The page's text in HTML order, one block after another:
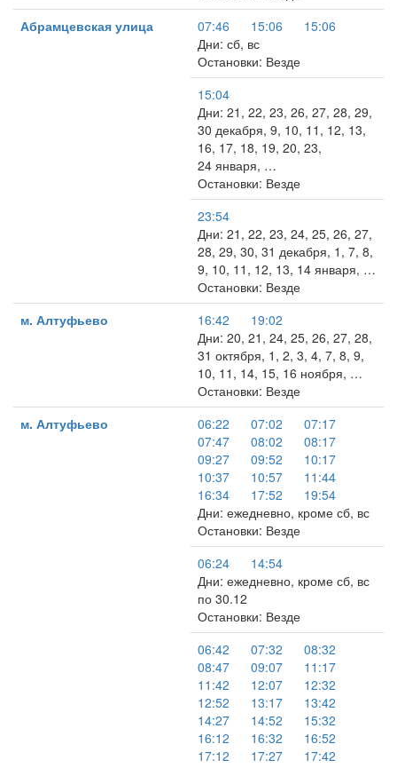
Абрамцевская улица
07:46 15:06
15:06
Дни: сб, вс
Остановки: Везде
15:04
Дни: 21, 22, 23, 26, 27, 28, 29,
30 декабря, 9, 10, 11, 12, 13,
16, 17, 18, 19, 20, 23,
24 января, …
Остановки: Везде
23:54
Дни: 21, 22, 23, 24, 25, 26, 27,
28, 29, 30, 31 декабря, 1, 7, 8,
9, 10, 11, 12, 13, 14 января, …
Остановки: Везде
м. Алтуфьево
16:42
19:02
Дни: 20, 21, 24, 25, 26, 27, 28,
31 октября, 1, 2, 3, 4, 7, 8, 9,
10, 11, 14, 15, 16 ноября, …
Остановки: Везде
м. Алтуфьево
06:22 07:02
07:17
07:47
08:02
08:17
09:27
09:52
10:17
10:37
10:57
11:44
16:34
17:52
19:54
Дни: ежедневно, кроме сб, вс
Остановки: Везде
06:24
14:54
Дни: ежедневно, кроме сб, вс
по 30.12
Остановки: Везде
06:42
07:32
08:32
08:47
09:07
11:17
11:42
12:07
12:32
12:52
13:17
13:42
14:27
14:52
15:32
16:12
16:32
16:52
17:12
17:27
17:42